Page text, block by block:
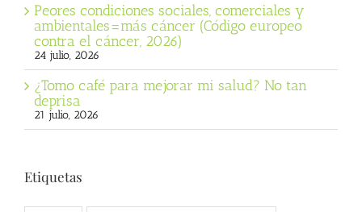
Peores condiciones sociales, comerciales y
ambientales=más cáncer (Código europeo
contra el cáncer, 2026)
24 julio, 2026
¿Tomo café para mejorar mi salud? No tan
deprisa
21 julio, 2026
Etiquetas